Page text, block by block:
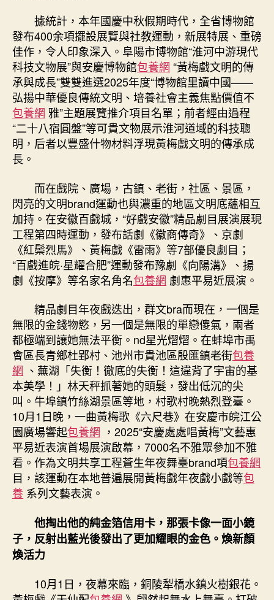
據統計，本年國慶中秋假期時代，全省博物館
發布400余項擺設展覽與社教運動，新展特展、重磅
佳作，令人印象深入。阜陽市博物館“淮河中游現代
科技文物展”與安慶博物館包養網 “黃梅戲文明的傳
承與成長”雙雙進選2025年度“博物館里讀中國——
弘揚中華優良傳統文明、培養社會主義焦點價值不
包養網 雅”主題展覽推介項目名單；前者經由過程
“二十八宿圓盤”等可貴文物展示淮河道域的科技聰
明，后者以豐盛什物材料浮現黃梅戲文明的傳承成
長。
而在戲院、廣場，古鎮、老街，社區、景區，
閃亮的文明brand運動也與濃重的地區文明底蘊相互
加持。在安徽百戲城，“好戲安徽”精品劇目展演展現
工程第四時運動，發布話劇《徽商傳奇》、京劇
《紅鬃烈馬》、黃梅戲《雷雨》等7部優良劇目；
“百戲進皖·星耀合肥”運動發布豫劇《向陽溝》、揚
劇《按摩》等名家名角名包養網 劇惠平易近展演。
精品劇目年夜戲迭出，群文bra而現在，一個是
無限的金錢物慾，另一個是無限的單戀傻氣，兩者
都極端到讓她無法平衡。nd星光熠熠。在蚌埠市禹
會區長青鄉杜郢村、池州市貴池區殷匯鎮老街包養
網 、蕪湖「失衡！徹底的失衡！這違背了宇宙的基
本美學！」林天秤抓著她的頭髮，發出低沉的尖
叫。牛埠鎮竹絲湖景區等地，村歌村晚熱烈登臺。
10月1日晚，一曲黃梅歌《六尺巷》在安慶市皖江公
園廣場響起包養網 ，2025“安慶處處唱黃梅”文藝惠
平易近表演首場展演啟幕，7000名不雅眾參加不雅
看。作為文明共享工程蒼生年夜舞臺brand項包養網
目，該運動在本地普遍展開黃梅戲年夜戲小戲等包
養 系列文藝表演。
他掏出他的純金箔信用卡，那張卡像一面小鏡
子，反射出藍光後發出了更加耀眼的金色。煥新顏
煥活力
10月1日，夜幕來臨，銅陵犁橋水鎮火樹銀花。